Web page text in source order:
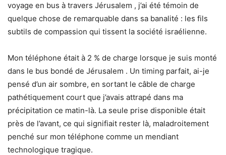
voyage en bus à travers Jérusalem , j’ai été témoin de
quelque chose de remarquable dans sa banalité : les fils
subtils de compassion qui tissent la société israélienne.
Mon téléphone était à 2 % de charge lorsque je suis monté
dans le bus bondé de Jérusalem . Un timing parfait, ai-je
pensé d’un air sombre, en sortant le câble de charge
pathétiquement court que j’avais attrapé dans ma
précipitation ce matin-là. La seule prise disponible était
près de l’avant, ce qui signifiait rester là, maladroitement
penché sur mon téléphone comme un mendiant
technologique tragique.